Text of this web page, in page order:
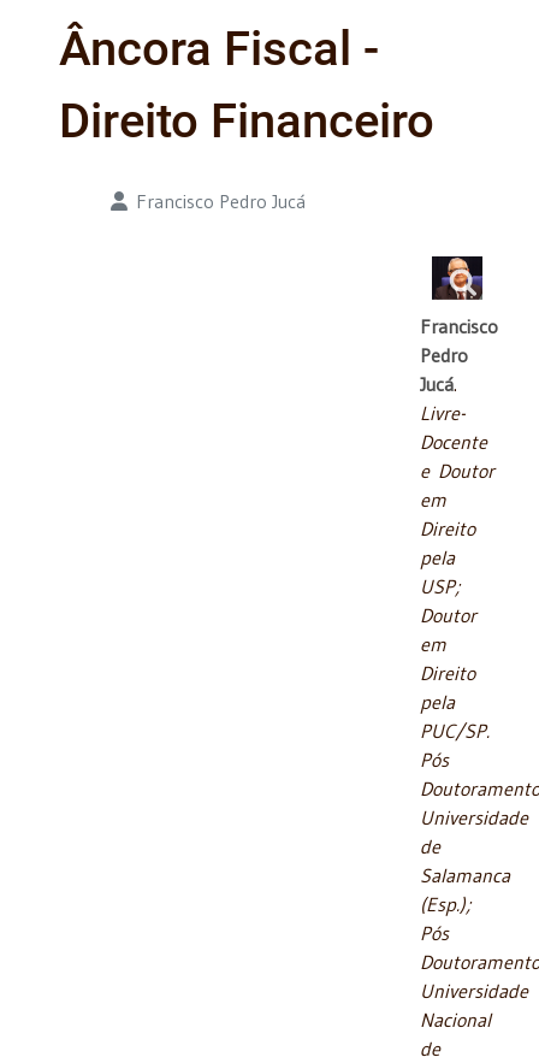
Âncora Fiscal -
Direito Financeiro
Detalhes Francisco Pedro Jucá
Francisco
Pedro
Jucá.
Livre-
Docente
e Doutor
em
Direito
pela
USP;
Doutor
em
Direito
pela
PUC/SP.
Pós
Doutoramento
Universidade
de
Salamanca
(Esp.);
Pós
Doutoramento
Universidade
Nacional
de